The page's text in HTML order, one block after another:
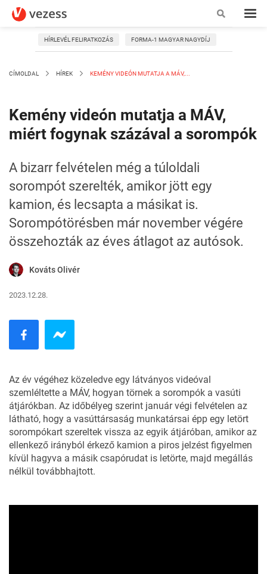
HÍRLEVÉL FELIRATKOZÁS FORMA-1 MAGYAR NAGYDÍJ
CÍMOLDAL HÍREK KEMÉNY VIDEÓN MUTATJA A MÁV,...
Kemény videón mutatja a MÁV,
miért fogynak százával a sorompók
A bizarr felvételen még a túloldali
sorompót szerelték, amikor jött egy
kamion, és lecsapta a másikat is.
Sorompótörésben már november végére
összehozták az éves átlagot az autósok.
Kováts Olivér
2023.12.28.
Az év végéhez közeledve egy látványos videóval
szemléltette a MÁV, hogyan törnek a sorompók a vasúti
átjárókban. Az időbélyeg szerint január végi felvételen az
látható, hogy a vasúttársaság munkatársai épp egy letört
sorompókart szereltek vissza az egyik átjáróban, amikor az
ellenkező irányból érkező kamion a piros jelzést figyelmen
kívül hagyva a másik csapórudat is letörte, majd megállás
nélkül továbbhajtott.